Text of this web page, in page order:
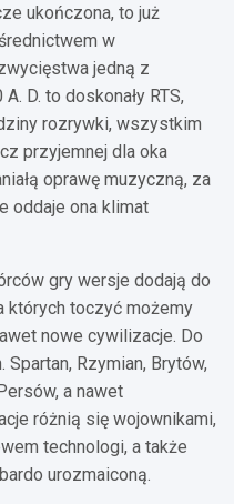
ukończona, to już
w
jedną z
D. to doskonały RTS,
rozrywki, wszystkim
przyjemnej dla oka
oprawę muzyczną, za
oddaje ona klimat
gry wersje dodają do
których toczyć możemy
nowe cywilizacje. Do
Rzymian, Brytów,
a nawet
różnią się wojownikami,
technologi, a także
urozmaiconą.